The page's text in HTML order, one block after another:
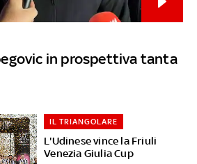
in prospettiva tanta
L'Udinese vince la Friuli
Venezia Giulia Cup
IL TRIANGOLARE